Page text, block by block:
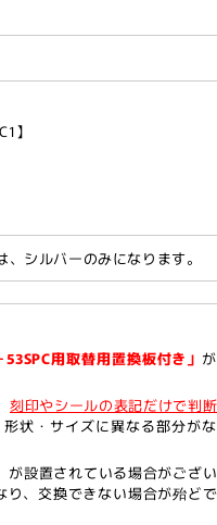
】
シルバーのみになります。
用取替用置換板付き」
刻印やシールの表記だけで判
状・サイズに異なる部分が
設置されている場合がござ
、交換できない場合が殆ど